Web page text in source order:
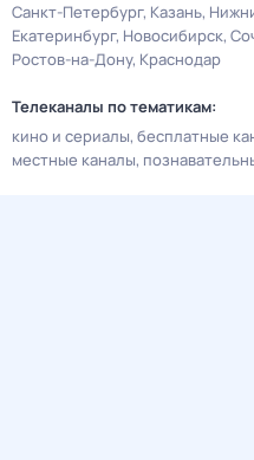
Санкт-Петербург Казань
Екатеринбург Новосибирск
Ростов-на-Дону Краснодар
Телеканалы по тематикам:
кино и сериалы бесплатные
местные каналы